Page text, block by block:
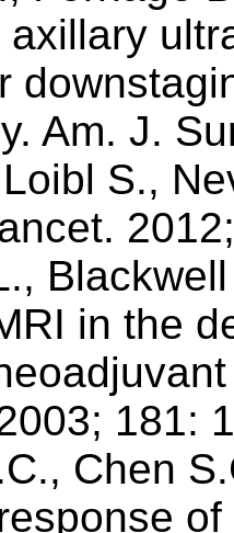
Am. J.
S.,
in the
181:
Chen